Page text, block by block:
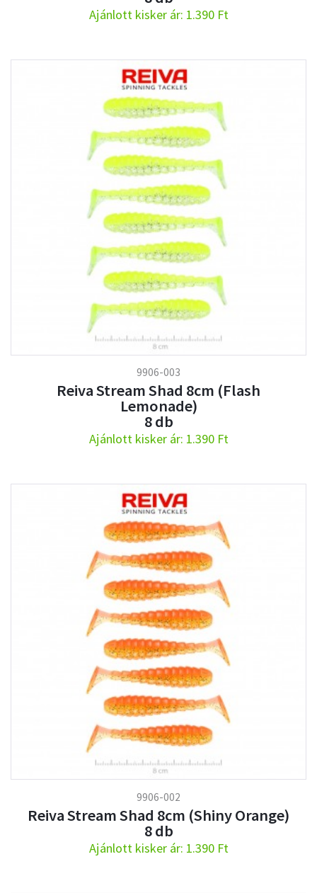
Ajánlott kisker ár: 1.390 Ft
9906-003
Reiva Stream Shad 8cm (Flash
Lemonade)
8 db
Ajánlott kisker ár: 1.390 Ft
9906-002
Reiva Stream Shad 8cm (Shiny Orange)
8 db
Ajánlott kisker ár: 1.390 Ft